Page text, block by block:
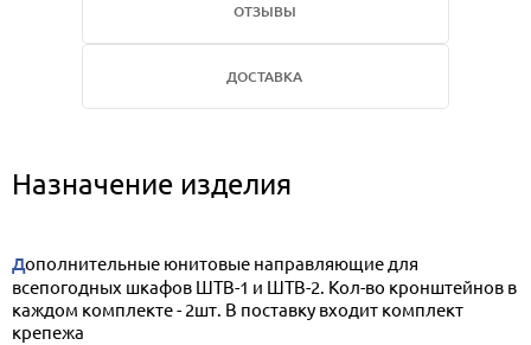
ОТЗЫВЫ
ДОСТАВКА
Назначение изделия
Дополнительные юнитовые направляющие для
всепогодных шкафов ШТВ-1 и ШТВ-2. Кол-во кронштейнов в
каждом комплекте - 2шт. В поставку входит комплект
крепежа